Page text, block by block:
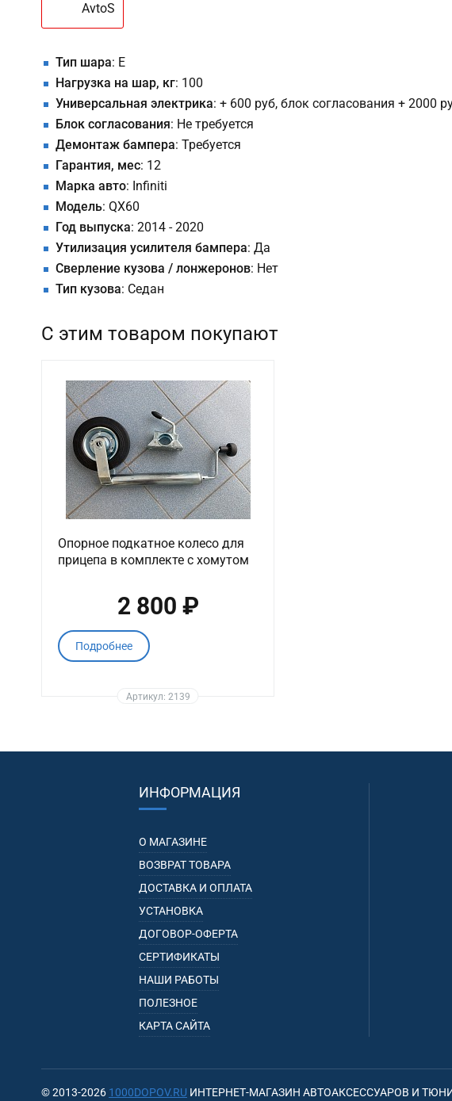
AvtoS
Тип шара: E
Нагрузка на шар, кг: 100
Универсальная электрика: + 600 руб, блок согласования + 2000
Блок согласования: Не требуется
Демонтаж бампера: Требуется
Гарантия, мес: 12
Марка авто: Infiniti
Модель: QX60
Год выпуска: 2014 - 2020
Утилизация усилителя бампера: Да
Сверление кузова / лонжеронов: Нет
Тип кузова: Седан
С этим товаром покупают
Опорное подкатное колесо для
прицепа в комплекте с хомутом
2 800 ₽
Подробнее
Артикул: 2139
ИНФОРМАЦИЯ
О МАГАЗИНЕ
ВОЗВРАТ ТОВАРА
ДОСТАВКА И ОПЛАТА
УСТАНОВКА
ДОГОВОР-ОФЕРТА
СЕРТИФИКАТЫ
НАШИ РАБОТЫ
ПОЛЕЗНОЕ
КАРТА САЙТА
© 2013-2026 1000DOPOV.RU ИНТЕРНЕТ-МАГАЗИН АВТОАКСЕССУАРОВ И